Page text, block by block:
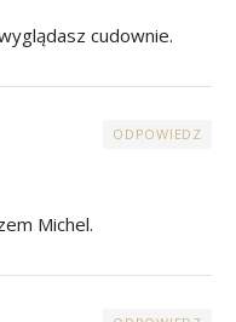
cudownie.
ODPOWIEDZ
Michel.